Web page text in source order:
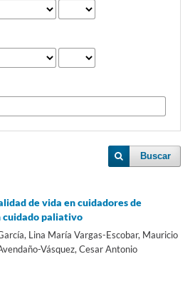
Buscar
de vida en cuidadores de
cuidado paliativo
Lina María Vargas-Escobar, Mauricio
Vásquez, Cesar Antonio